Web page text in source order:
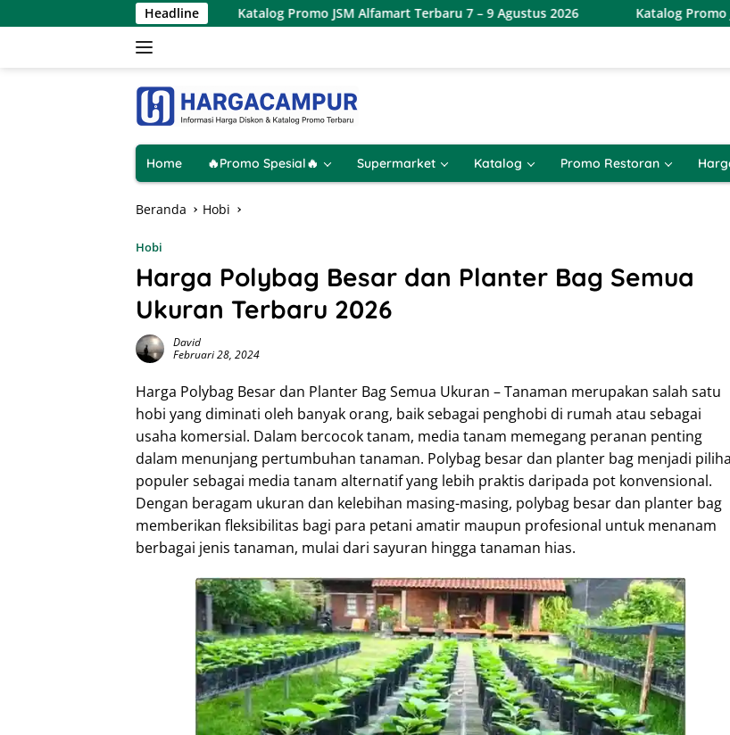
ke
Headline
Katalog Promo JSM Alfamart Terbaru 7 – 9 Agustus 2026 Katalog Promo JSM Alfamidi
Home 🔥Promo Spesial🔥 Supermarket Katalog Promo Restoran
Beranda Hobi
Hobi
Harga Polybag Besar dan Planter Bag Semua
Ukuran Terbaru 2026
David
Februari 28, 2024
Harga Polybag Besar dan Planter Bag Semua Ukuran – Tanaman merupakan salah satu
hobi yang diminati oleh banyak orang, baik sebagai penghobi di rumah atau sebagai
usaha komersial. Dalam bercocok tanam, media tanam memegang peranan penting
dalam menunjang pertumbuhan tanaman. Polybag besar dan planter bag menjadi
populer sebagai media tanam alternatif yang lebih praktis daripada pot konvensional.
Dengan beragam ukuran dan kelebihan masing-masing, polybag besar dan planter bag
memberikan fleksibilitas bagi para petani amatir maupun profesional untuk menanam
berbagai jenis tanaman, mulai dari sayuran hingga tanaman hias.